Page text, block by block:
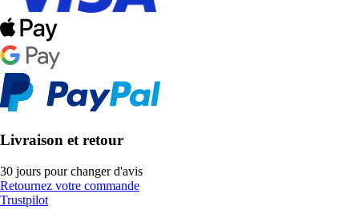
Livraison et retour
30 jours pour changer d'avis
Retournez votre commande
Trustpilot